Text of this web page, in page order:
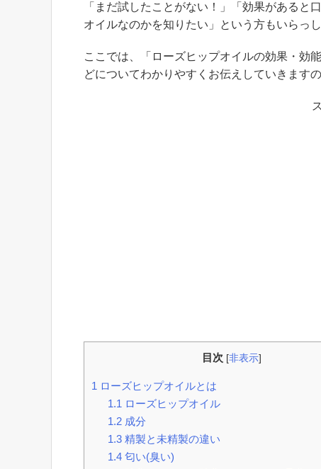
「まだ試したことがない！」「効果があると
オイルなのかを知りたい」という方もいらっ
ここでは、「ローズヒップオイルの効果・効
どについてわかりやすくお伝えしていきます
目次 [非表示]
1 ローズヒップオイルとは
1.1 ローズヒップオイル
1.2成分
1.3精製と未精製の違い
1.4匂い(臭い)